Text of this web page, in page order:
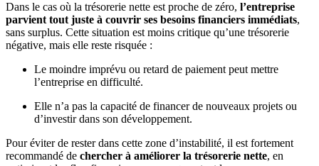
Dans le cas où la trésorerie nette est proche de zéro, l’entreprise
parvient tout juste à couvrir ses besoins financiers immédiats,
sans surplus. Cette situation est moins critique qu’une trésorerie
négative, mais elle reste risquée :
Le moindre imprévu ou retard de paiement peut mettre
l’entreprise en difficulté.
Elle n’a pas la capacité de financer de nouveaux projets ou
d’investir dans son développement.
Pour éviter de rester dans cette zone d’instabilité, il est fortement
recommandé de chercher à améliorer la trésorerie nette, en